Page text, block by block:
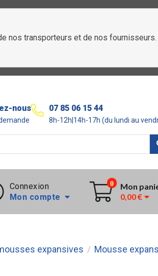
nos transporteurs et de nos
nous 07 85 06 15 44
8h-12h|14h-17h (du lundi au
Connexion
Mon compte
0
Mon
0,00 €
expansives / Mousse